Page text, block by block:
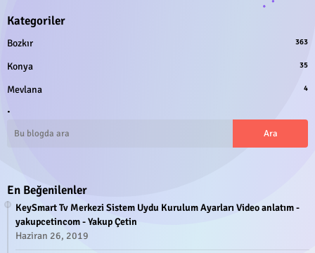
Kategoriler
Bozkır 363
Konya 35
Mevlana 4
.
En Beğenilenler
KeySmart Tv Merkezi Sistem Uydu Kurulum Ayarları Video anlatım -
yakupcetincom - Yakup Çetin
Haziran 26, 2019